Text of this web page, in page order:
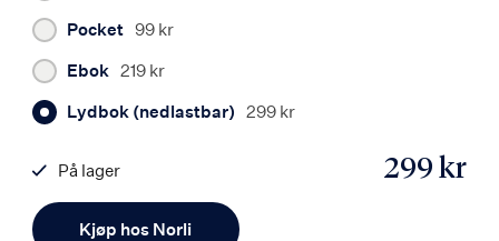
Pocket 99 kr
Ebok 219 kr
Lydbok (nedlastbar) 299 kr
Kjøp hos Norli
299 kr
På lager
9788203398926